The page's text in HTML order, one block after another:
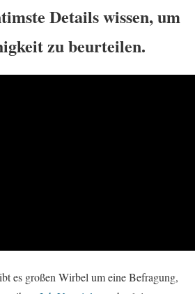
Details wissen, um
zu beurteilen.
es großen Wirbel um eine Befragung,